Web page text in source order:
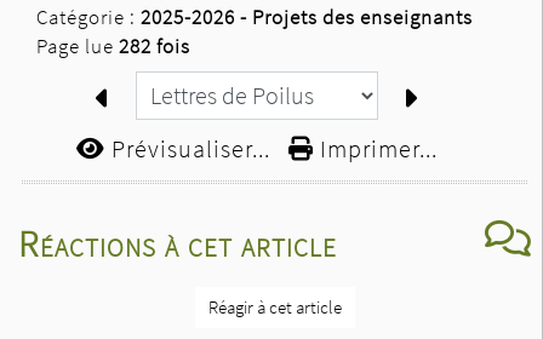
Catégorie : 2025-2026 - Projets des enseignants
Page lue 282 fois
Prévisualiser... Imprimer...
Réactions à cet article
Réagir à cet article